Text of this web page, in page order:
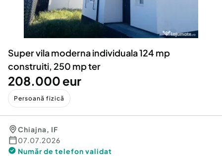
Servicii
Animale de companie
Afaceri și echipamente profesionale
Inchiriere Bunuri si Vehicule
Utilaje agricole si industriale
Piese auto si accesorii
Dacia Duster
Super vila moderna individuala 124 mp
construiti, 250 mp ter
208.000 eur
Persoană fizică
Chiajna, IF
07.07.2026
Număr de telefon validat